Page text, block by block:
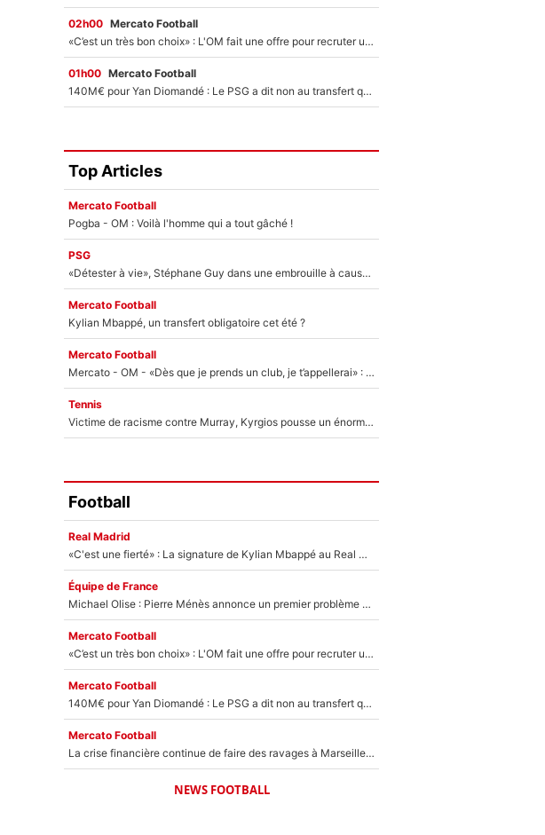
02h00 Mercato Football
«C’est un très bon choix» : L'OM fait une offre pour recruter un ancien joueur du PSG... et c'est validé dans l'After Foot !
01h00 Mercato Football
140M€ pour Yan Diomandé : Le PSG a dit non au transfert qui bat tous les records sur le mercato
Top Articles
Mercato Football
Pogba - OM : Voilà l'homme qui a tout gâché !
PSG
«Détester à vie», Stéphane Guy dans une embrouille à cause du PSG !
Mercato Football
Kylian Mbappé, un transfert obligatoire cet été ?
Mercato Football
Mercato - OM - «Dès que je prends un club, je t’appellerai» : La promesse de Marcelino au moment de claquer la porte
Tennis
Victime de racisme contre Murray, Kyrgios pousse un énorme coup de gueule !
Football
Real Madrid
«C'est une fierté» : La signature de Kylian Mbappé au Real Madrid continue de régaler l'Espagne
Équipe de France
Michael Olise : Pierre Ménès annonce un premier problème pour Zinedine Zidane en équipe de France
Mercato Football
«C’est un très bon choix» : L'OM fait une offre pour recruter un ancien joueur du PSG... et c'est validé dans l'After Foot !
Mercato Football
140M€ pour Yan Diomandé : Le PSG a dit non au transfert qui bat tous les records sur le mercato
Mercato Football
La crise financière continue de faire des ravages à Marseille : L’OM a placé 12 joueurs sur le marché des transferts… et ça pourrait lui rapporter près de 100M€ !
NEWS FOOTBALL